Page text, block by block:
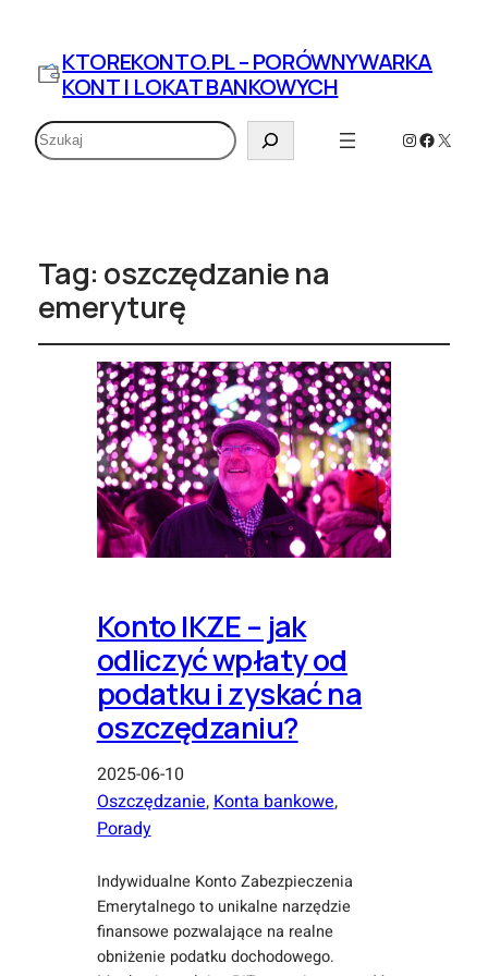
KTOREKONTO.PL – PORÓWNYWARKA
KONT I LOKAT BANKOWYCH
Szukaj Instagram
X
Tag: oszczędzanie na
emeryturę
Konto IKZE – jak
odliczyć wpłaty od
podatku i zyskać na
oszczędzaniu?
2025-06-10
Oszczędzanie, Konta bankowe,
Porady
Indywidualne Konto Zabezpieczenia
Emerytalnego to unikalne narzędzie
finansowe pozwalające na realne
obniżenie podatku dochodowego.